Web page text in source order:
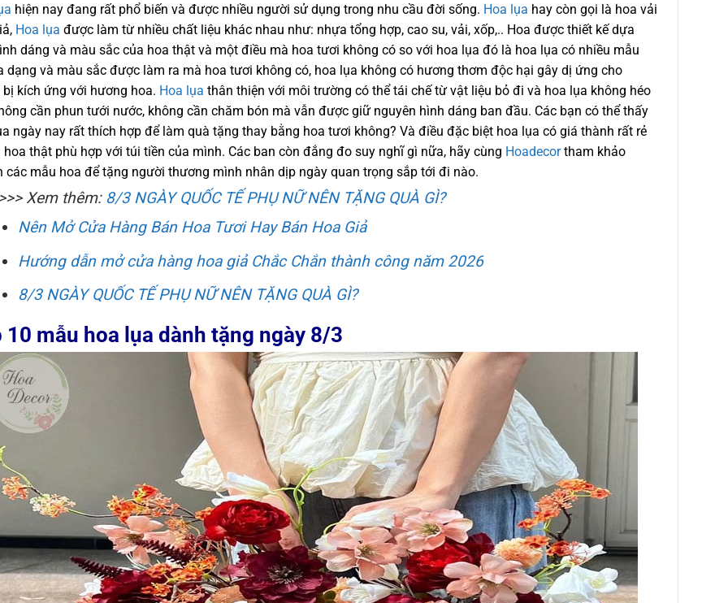
hiện nay đang rất phổ biến và được nhiều người sử dụng trong nhu cầu đời sống. Hoa lụa hay còn gọi là hoa vải
Hoa lụa được làm từ nhiều chất liệu khác nhau như: nhựa tổng hợp, cao su, vải, xốp,.. Hoa được thiết kế dựa
dáng và màu sắc của hoa thật và một điều mà hoa tươi không có so với hoa lụa đó là hoa lụa có nhiều mẫu
dạng và màu sắc được làm ra mà hoa tươi không có, hoa lụa không có hương thơm độc hại gây dị ứng cho
kích ứng với hương hoa. Hoa lụa thân thiện với môi trường có thể tái chế từ vật liệu bỏ đi và hoa lụa không héo
cần phun tưới nước, không cần chăm bón mà vẫn được giữ nguyên hình dáng ban đầu. Các bạn có thể thấy
ngày nay rất thích hợp để làm quà tặng thay bằng hoa tươi không? Và điều đặc biệt hoa lụa có giá thành rất rẻ
hoa thật phù hợp với túi tiền của mình. Các ban còn đắng đo suy nghĩ gì nữa, hãy cùng Hoadecortham khảo
các mẫu hoa để tặng người thương mình nhân dịp ngày quan trọng sắp tới đi nào.
Xem thêm: 8/3 NGÀY QUỐC TẾ PHỤ NỮ NÊN TẶNG QUÀ GÌ?
Nên Mở Cửa Hàng Bán Hoa Tươi Hay Bán Hoa Giả
Hướng dẫn mở cửa hàng hoa giả Chắc Chắn thành công năm 2026
8/3 NGÀY QUỐC TẾ PHỤ NỮ NÊN TẶNG QUÀ GÌ?
10 mẫu hoa lụa dành tặng ngày 8/3